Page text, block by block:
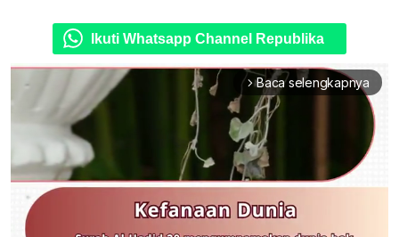
Ikuti Whatsapp Channel Republika
arrow_forward_ios Baca selengkapnya